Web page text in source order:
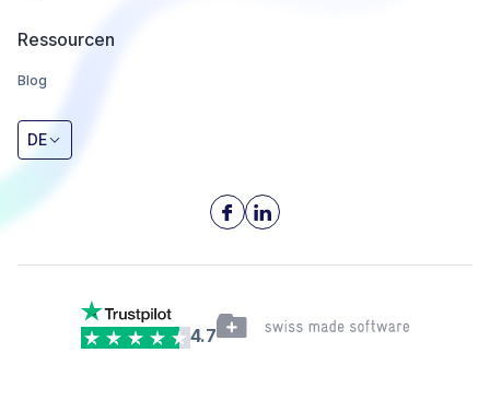
Ressourcen
Blog
DE
4.7